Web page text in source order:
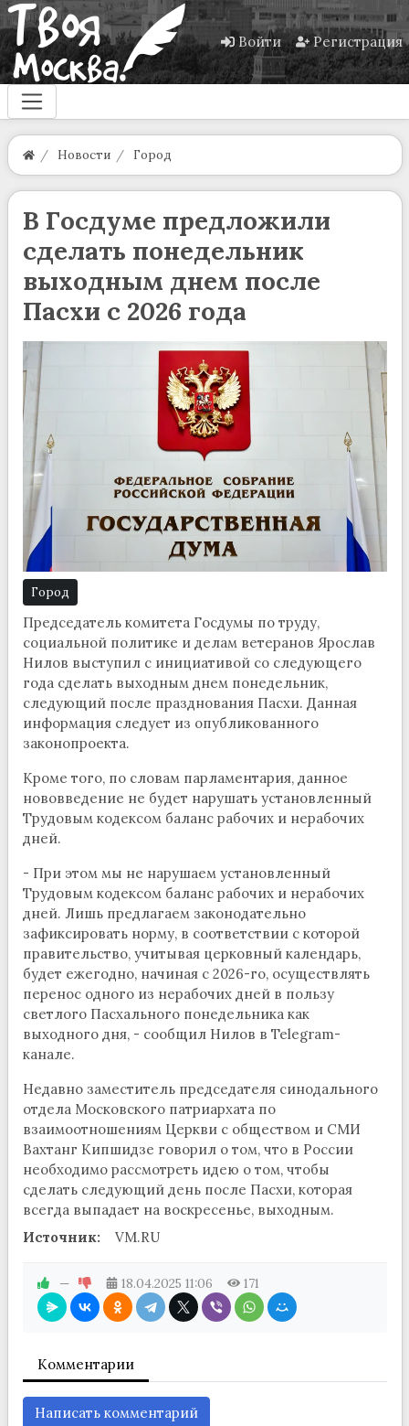
Войти Регистрация
Новости Город
В Госдуме предложили
сделать понедельник
выходным днем после
Пасхи с 2026 года
Город
Председатель комитета Госдумы по труду,
социальной политике и делам ветеранов Ярослав
Нилов выступил с инициативой со следующего
года сделать выходным днем понедельник,
следующий после празднования Пасхи. Данная
информация следует из опубликованного
законопроекта.
Кроме того, по словам парламентария, данное
нововведение не будет нарушать установленный
Трудовым кодексом баланс рабочих и нерабочих
дней.
- При этом мы не нарушаем установленный
Трудовым кодексом баланс рабочих и нерабочих
дней. Лишь предлагаем законодательно
зафиксировать норму, в соответствии с которой
правительство, учитывая церковный календарь,
будет ежегодно, начиная с 2026-го, осуществлять
перенос одного из нерабочих дней в пользу
светлого Пасхального понедельника как
выходного дня, - сообщил Нилов в Telegram-
канале.
Недавно заместитель председателя синодального
отдела Московского патриархата по
взаимоотношениям Церкви с обществом и СМИ
Вахтанг Кипшидзе говорил о том, что в России
необходимо рассмотреть идею о том, чтобы
сделать следующий день после Пасхи, которая
всегда выпадает на воскресенье, выходным.
Источник:
VM.RU
— 18.04.2025 11:06 171
Комментарии
Написать комментарий